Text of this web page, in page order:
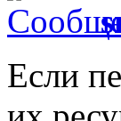
Если